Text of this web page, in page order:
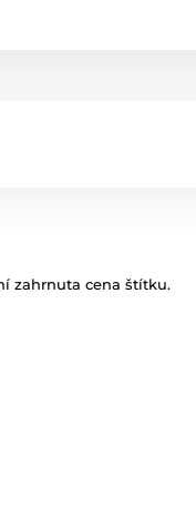
zahrnuta cena štítku.